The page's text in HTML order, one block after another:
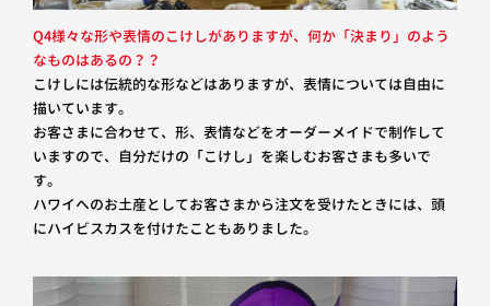
Q4様々な形や表情のこけしがありますが、何か「決まり」のよう
なものはあるの？？
こけしには伝統的な形などはありますが、表情については自由に
描いています。
お客さまに合わせて、形、表情などをオーダーメイドで制作して
いますので、自分だけの「こけし」を楽しむお客さまも多いで
す。
ハワイへのお土産としてお客さまから注文を受けたときには、頭
にハイビスカスを付けたこともありました。